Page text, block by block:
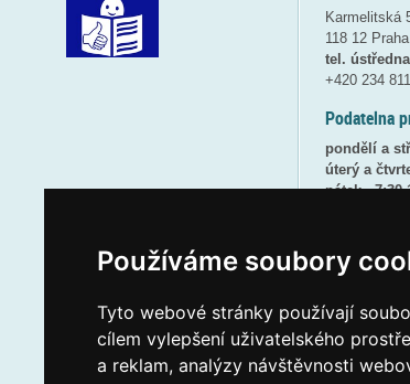
Používáme soubory
Tyto webové stránky používají
cílem vylepšení uživatelského
a reklam, analýzy návštěvnosti
Karmelitská
118 12
tel.
+420 234
Podatelna
pondělí a
úterý a
pátek - 7:30-
(více
posta@msmt
ID datové